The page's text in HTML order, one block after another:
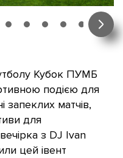
Кубок ПУМБ
подією для
запеклих матчів,
для
з DJ Ivan
цей івент